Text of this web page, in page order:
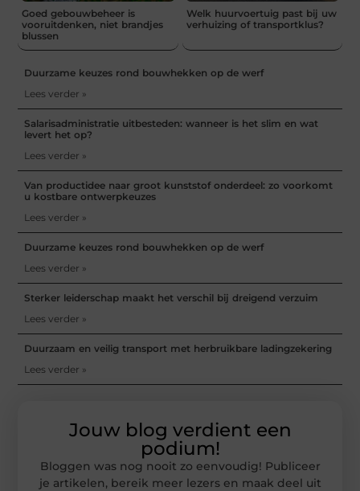
Goed gebouwbeheer is
vooruitdenken, niet brandjes
blussen
Welk huurvoertuig past bij uw
verhuizing of transportklus?
Duurzame keuzes rond bouwhekken op de werf
Lees verder »
Salarisadministratie uitbesteden: wanneer is het slim en wat
levert het op?
Lees verder »
Van productidee naar groot kunststof onderdeel: zo voorkomt
u kostbare ontwerpkeuzes
Lees verder »
Duurzame keuzes rond bouwhekken op de werf
Lees verder »
Sterker leiderschap maakt het verschil bij dreigend verzuim
Lees verder »
Duurzaam en veilig transport met herbruikbare ladingzekering
Lees verder »
Jouw blog verdient een
podium!
Bloggen was nog nooit zo eenvoudig! Publiceer
je artikelen, bereik meer lezers en maak deel uit